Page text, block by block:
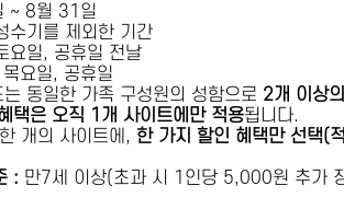
~ 8월 31일
수기를 제외한 기간
요일, 공휴일 전날
요일, 공휴일
동일한 가족 구성원의 성함으로 2개 이상
택은 오직 1개 사이트에만 적용됩니다.
개의 사이트에, 한 가지 할인 혜택만 선택(
: 만7세 이상(초과 시 1인당 5,000원 추가